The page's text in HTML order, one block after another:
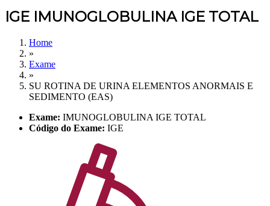
IGE IMUNOGLOBULINA IGE TOTAL
Home
»
Exame
»
SU ROTINA DE URINA ELEMENTOS ANORMAIS E
SEDIMENTO (EAS)
Exame: IMUNOGLOBULINA IGE TOTAL
Código do Exame: IGE